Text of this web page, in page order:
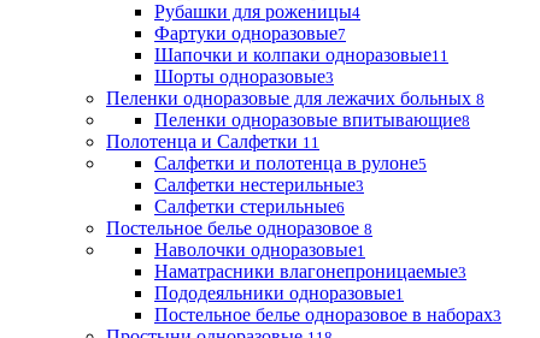
Рубашки для роженицы4
Фартуки одноразовые7
Шапочки и колпаки одноразовые11
Шорты одноразовые3
Пеленки одноразовые для лежачих больных 8
Пеленки одноразовые впитывающие8
Полотенца и Салфетки 11
Салфетки и полотенца в рулоне5
Салфетки нестерильные3
Салфетки стерильные6
Постельное белье одноразовое 8
Наволочки одноразовые1
Наматрасники влагонепроницаемые3
Пододеяльники одноразовые1
Постельное белье одноразовое в наборах3